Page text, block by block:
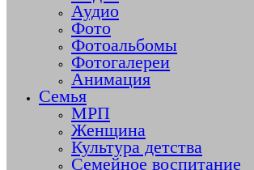
Аудио
Фото
Фотоальбомы
Фотогалереи
Анимация
Семья
МРП
Женщина
Культура детства
Семейное воспитание